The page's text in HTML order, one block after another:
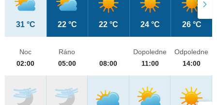
31 °C 22 °C 22 °C 24 °C 26 °C
Noc
02:00
Ráno
05:00
08:00
Dopoledne
11:00
Odpoledne
14:00